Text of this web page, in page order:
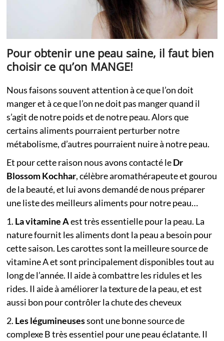
Pour obtenir une peau saine, il faut bien
choisir ce qu’on MANGE!
Nous faisons souvent attention à ce que l’on doit
manger et à ce que l’on ne doit pas manger quand il
s’agit de notre poids et de notre peau. Alors que
certains aliments pourraient perturber notre
métabolisme, d’autres pourraient nuire à notre peau.
Et pour cette raison nous avons contacté leDr
Blossom Kochhar, célèbre aromathérapeute et gourou
de la beauté, et lui avons demandé de nous préparer
une liste des meilleurs aliments pour notre peau…
1. La vitamine Aest très essentielle pour la peau. La
nature fournit les aliments dont la peau a besoin pour
cette saison. Les carottes sont la meilleure source de
vitamine A et sont principalement disponibles tout au
long de l’année. Il aide à combattre les ridules et les
rides. Il aide à améliorer la texture de la peau, et est
aussi bon pour contrôler la chute des cheveux
2. Les légumineusessont une bonne source de
complexe B très essentiel pour une peau éclatante. Il